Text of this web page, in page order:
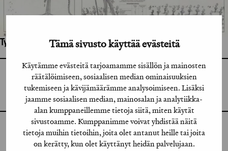
Tämä sivusto käyttää evästeitä
Käytämme evästeitä tarjoamamme sisällön ja mainosten
räätälöimiseen, sosiaalisen median ominaisuuksien
tukemiseen ja kävijämäärämme analysoimiseen. Lisäksi
jaamme sosiaalisen median, mainosalan ja analytiikka-
alan kumppaneillemme tietoja siitä, miten käytät
sivustoamme. Kumppanimme voivat yhdistää näitä
tietoja muihin tietoihin, joita olet antanut heille tai joita
on kerätty, kun olet käyttänyt heidän palvelujaan.
Työhön osallistuneet henkilöt / tahot:
GRAFIA RY
GRAFIA(AT)GRAFIA.FI
UUDENMAANKATU 11 B 9,
INSTAGRAM